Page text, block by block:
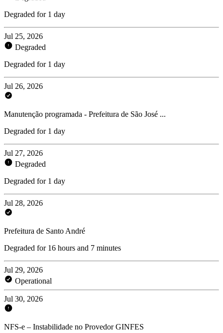
Degraded for 1 day
Jul 25, 2026
Degraded
Degraded for 1 day
Jul 26, 2026
Manutenção programada - Prefeitura de São José ...
Degraded for 1 day
Jul 27, 2026
Degraded
Degraded for 1 day
Jul 28, 2026
Prefeitura de Santo André
Degraded for 16 hours and 7 minutes
Jul 29, 2026
Operational
Jul 30, 2026
NFS-e – Instabilidade no Provedor GINFES